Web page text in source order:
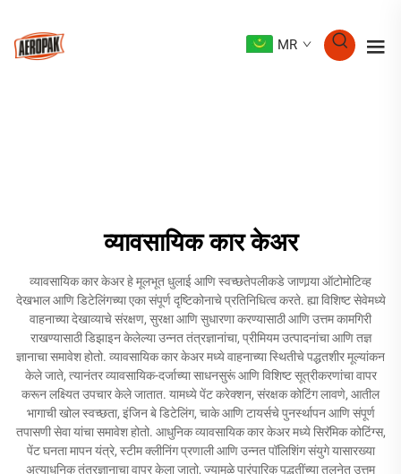
MR
व्यावसायिक कार केअर
व्यावसायिक कार केअर हे मूलभूत धुलाई आणि स्वच्छतेपलीकडे जाणार्‍या ऑटोमोटिव्ह
देखभाल आणि डिटेलिंगच्या एका संपूर्ण दृष्टिकोनाचे प्रतिनिधित्व करते. ह्या विशिष्ट सेवेमध्ये
वाहनाच्या देखाव्याचे संरक्षण, सुरक्षा आणि सुधारणा करण्यासाठी आणि उत्तम कामगिरी
राखण्यासाठी डिझाइन केलेल्या उन्नत तंत्रज्ञानांचा, प्रीमियम उत्पादनांचा आणि तज्ञ
ज्ञानाचा समावेश होतो. व्यावसायिक कार केअर मध्ये वाहनाच्या स्थितीचे पद्धतशीर मूल्यांकन
केले जाते, त्यानंतर व्यावसायिक-दर्जाच्या साधनसुरूं आणि विशिष्ट सूत्रीकरणांचा वापर
करून लक्ष्यित उपचार केले जातात. यामध्ये पेंट करेक्शन, संरक्षक कोटिंग लावणे, आतील
भागाची खोल स्वच्छता, इंजिन बे डिटेलिंग, चाके आणि टायर्सचे पुनर्स्थापन आणि संपूर्ण
तपासणी सेवा यांचा समावेश होतो. आधुनिक व्यावसायिक कार केअर मध्ये सिरॅमिक कोटिंग्स,
पेंट घनता मापन यंत्रे, स्टीम क्लीनिंग प्रणाली आणि उन्नत पॉलिशिंग संयुगे यासारख्या
अत्याधुनिक तंत्रज्ञानाचा वापर केला जातो, ज्यामुळे पारंपारिक पद्धतींच्या तुलनेत उत्तम